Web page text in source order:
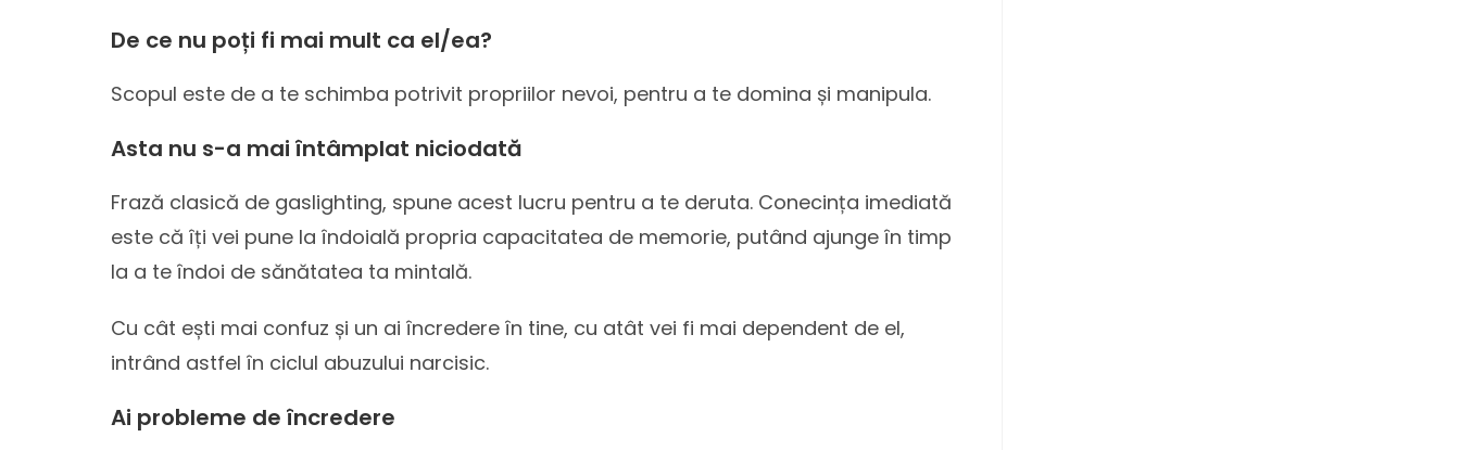
De ce nu poți fi mai mult ca el/ea?
Scopul este de a te schimba potrivit propriilor nevoi, pentru a te domina și manipula.
Asta nu s-a mai întâmplat niciodată
Frază clasică de gaslighting, spune acest lucru pentru a te deruta. Conecința imediată
este că îți vei pune la îndoială propria capacitatea de memorie, putând ajunge în timp
la a te îndoi de sănătatea ta mintală.
Cu cât ești mai confuz și un ai încredere în tine, cu atât vei fi mai dependent de el,
intrând astfel în ciclul abuzului narcisic.
Ai probleme de încredere